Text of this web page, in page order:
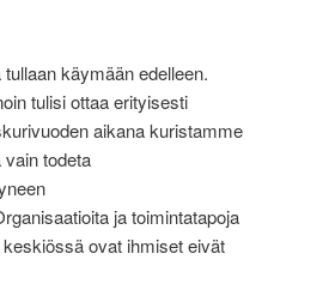
käymään edelleen.
tulisi ottaa erityisesti
aikana kuristamme
todeta
ja toimintatapoja
ovat ihmiset eivät